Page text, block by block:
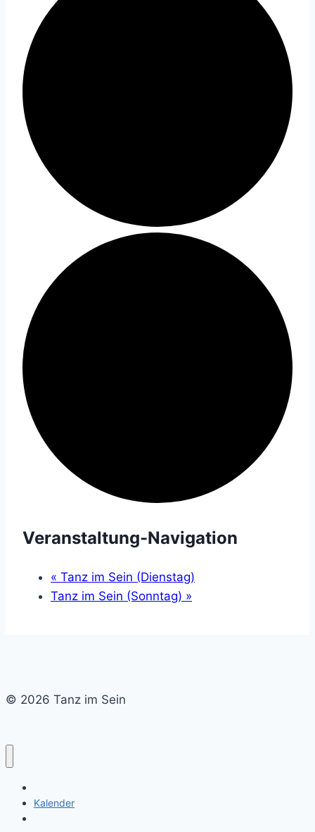
Veranstaltung-Navigation
« Tanz im Sein (Dienstag)
Tanz im Sein (Sonntag) »
© 2026 Tanz im Sein
Kalender